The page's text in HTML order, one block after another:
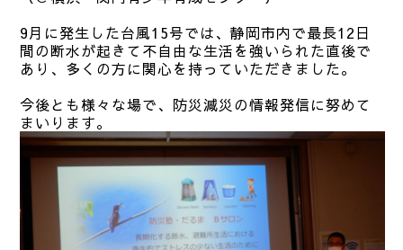
9月に発生した台風15号では、静岡市内で最長12日
間の断水が起きて不自由な生活を強いられた直後で
あり、多くの方に関心を持っていただきました。
今後とも様々な場で、防災減災の情報発信に努めて
まいります。